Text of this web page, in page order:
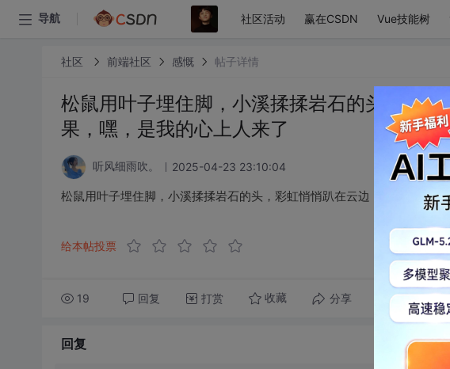
导航 社区活动 赢在CSDN Vue技能树
社区 前端社区 感慨 帖子详情
松鼠用叶子埋住脚，小溪揉揉岩石的头，彩
果，嘿，是我的心上人来了
听风细雨吹。 2025-04-23 23:10:04
松鼠用叶子埋住脚，小溪揉揉岩石的头，彩虹悄悄趴在云边，梅园落下一
给本帖投票
19 回复 打赏 收藏 分享 转发到动态
回复